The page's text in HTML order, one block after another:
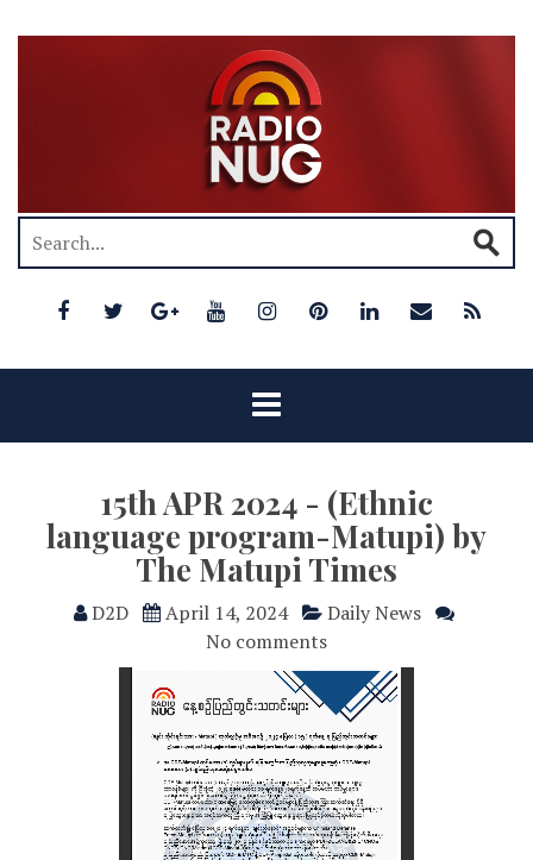
15th APR 2024 - (Ethnic
language program-Matupi) by
The Matupi Times
D2D April 14, 2024
Daily News
No comments